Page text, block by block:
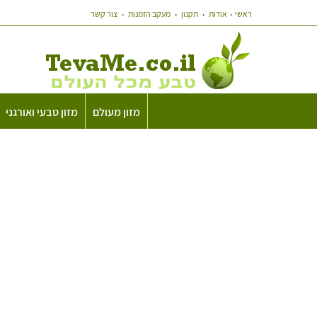
ראשי אודות תקנון מעקב הזמנות צור קשר
מזון מעולם מזון טבעי ואורגני